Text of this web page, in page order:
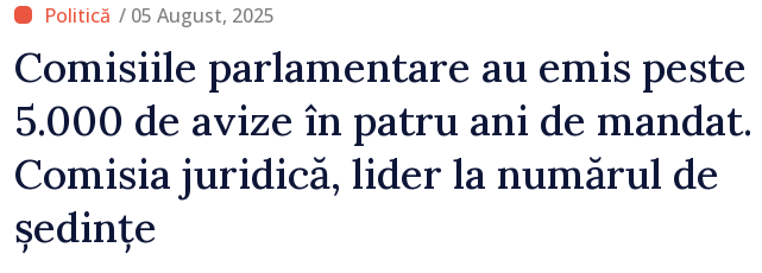
/ 05 August, 2025
Comisiile parlamentare au emis peste
5.000 de avize în patru ani de mandat.
Comisia juridică, lider la numărul de
ședințe